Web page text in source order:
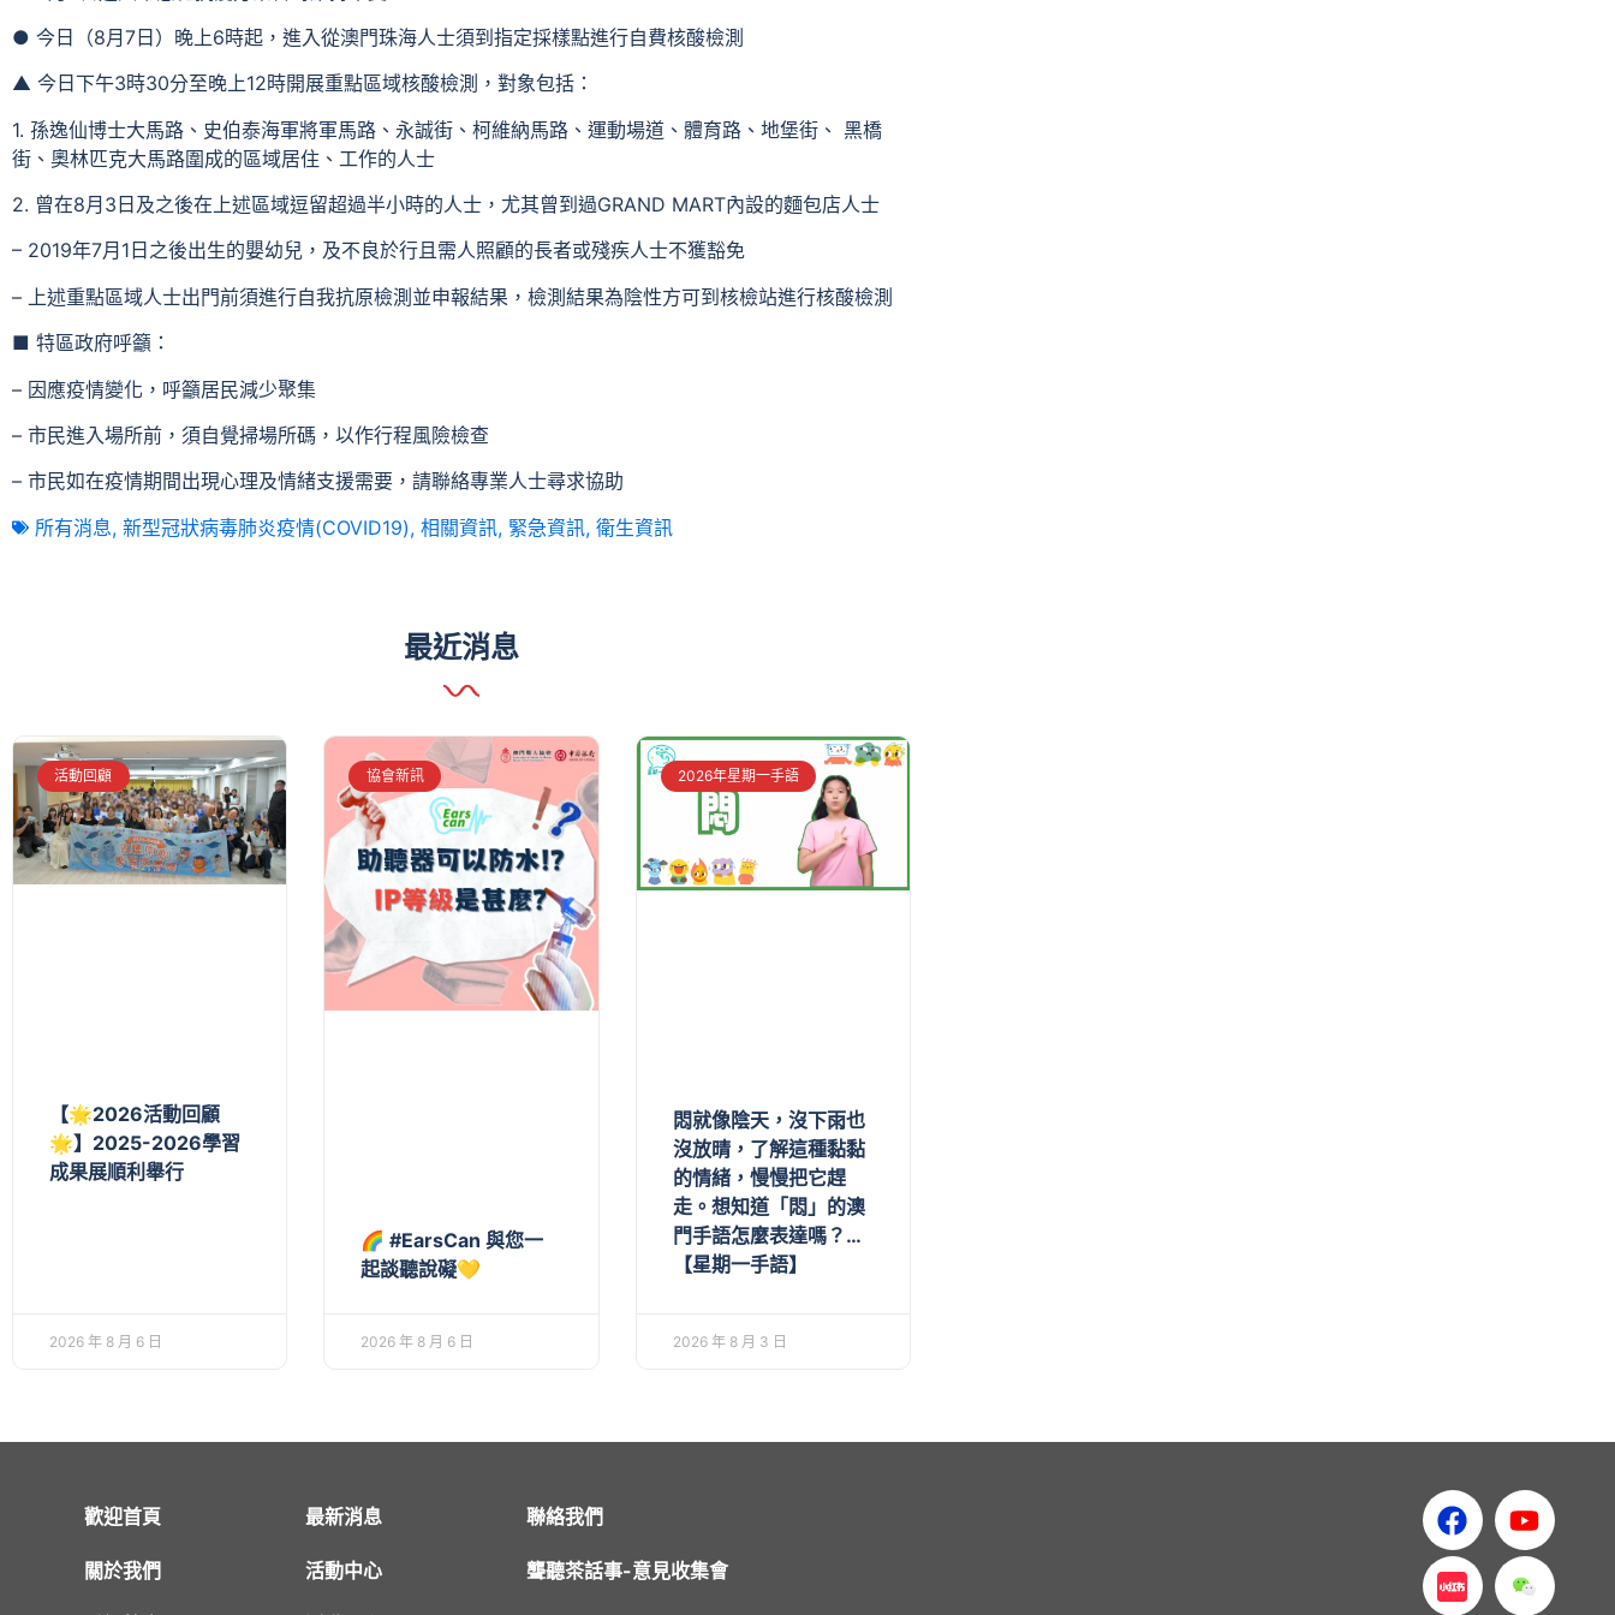
● 今日（8月7日）晚上6時起，進入從澳門珠海人士須到指定採樣點進行自費核酸檢測
▲ 今日下午3時30分至晚上12時開展重點區域核酸檢測，對象包括：
1. 孫逸仙博士大馬路、史伯泰海軍將軍馬路、永誠街、柯維納馬路、運動場道、體育路、地堡街、 黑橋
街、奧林匹克大馬路圍成的區域居住、工作的人士
2. 曾在8月3日及之後在上述區域逗留超過半小時的人士，尤其曾到過GRAND MART內設的麵包店人士
– 2019年7月1日之後出生的嬰幼兒，及不良於行且需人照顧的長者或殘疾人士不獲豁免
– 上述重點區域人士出門前須進行自我抗原檢測並申報結果，檢測結果為陰性方可到核檢站進行核酸檢測
■ 特區政府呼籲：
– 因應疫情變化，呼籲居民減少聚集
– 市民進入場所前，須自覺掃場所碼，以作行程風險檢查
– 市民如在疫情期間出現心理及情緒支援需要，請聯絡專業人士尋求協助
所有消息, 新型冠狀病毒肺炎疫情(COVID19), 相關資訊, 緊急資訊, 衛生資訊
最近消息
活動回顧
【🌟2026活動回顧
🌟】2025-2026學習
成果展順利舉行
2026 年 8 月 6 日
協會新訊
🌈 #EarsCan 與您一
起談聽說礙💛
2026 年 8 月 6 日
2026年星期一手語
悶就像陰天，沒下雨也
沒放晴，了解這種黏黏
的情緒，慢慢把它趕
走。想知道「悶」的澳
門手語怎麼表達嗎？…
【星期一手語】
2026 年 8 月 3 日
歡迎首頁
關於我們
最新消息
活動中心
聯絡我們
聾聽茶話事-意見收集會